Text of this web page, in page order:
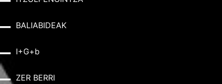
BALIABIDEAK
I+G+b
ZER BERRI